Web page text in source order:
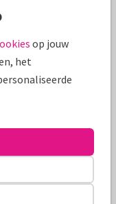
om je
te passen
op jouw
het